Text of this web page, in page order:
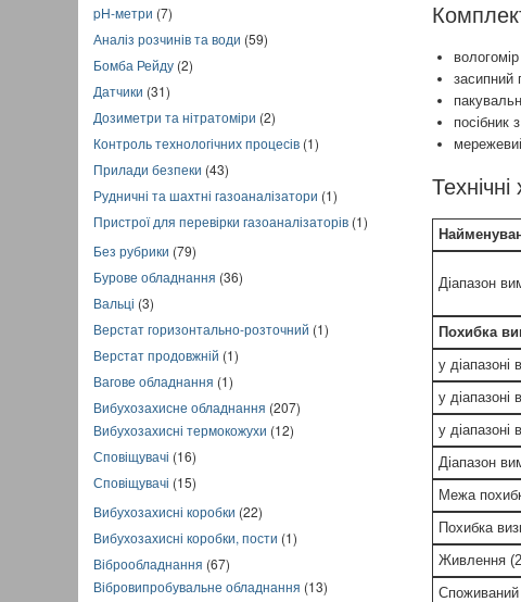
pH-метри (7)
Аналіз розчинів та води (59)
Бомба Рейду (2)
Датчики (31)
Дозиметри та нітратоміри (2)
Контроль технологічних процесів (1)
Прилади безпеки (43)
Рудничні та шахтні газоаналізатори (1)
Пристрої для перевірки газоаналізаторів (1)
Без рубрики (79)
Бурове обладнання (36)
Вальці (3)
Верстат горизонтально-розточний (1)
Верстат продовжній (1)
Вагове обладнання (1)
Вибухозахисне обладнання (207)
Вибухозахисні термокожухи (12)
Сповіщувачі (16)
Сповіщувачі (15)
Вибухозахисні коробки (22)
Вибухозахисні коробки, пости (1)
Віброобладнання (67)
Вібровипробувальне обладнання (13)
засипний
посібник
Діапазон
Похибка
у діапазоні
у діапазоні
у діапазоні
Діапазон
Межа
Похибка
Живлення